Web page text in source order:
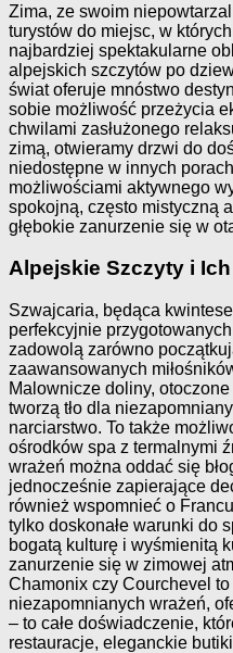
Zima, ze swoim
turystów do miejsc, w
najbardziej spektakularne
alpejskich szczytów po
świat oferuje mnóstwo
sobie możliwość przeżycia
chwilami zasłużonego
zimą, otwieramy drzwi do
niedostępne w innych
możliwościami aktywnego
spokojną, często mistyczną
głębokie zanurzenie się w
Alpejskie Szczyty i
Szwajcaria, będąca
perfekcyjnie
zadowolą zarówno
zaawansowanych
Malownicze doliny,
tworzą tło dla
narciarstwo. To także
ośrodków spa z termalnymi
wrażeń można oddać się
jednocześnie zapierające
również wspomnieć o
tylko doskonałe warunki do
bogatą kulturę i wyśmienitą
zanurzenie się w zimowej
Chamonix czy Courchevel
niezapomnianych wrażeń,
– to całe doświadczenie,
restauracje, eleganckie